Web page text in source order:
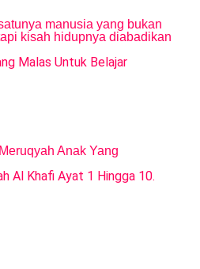
manusia yang bukan
kisah hidupnya diabadikan
Anak Yang